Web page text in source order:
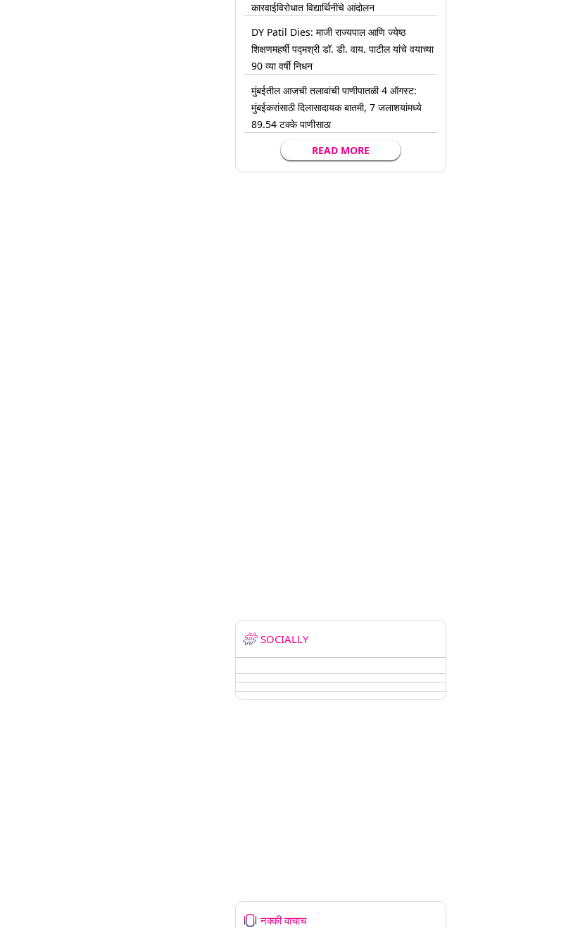
कारवाईविरोधात विद्यार्थिनींचे आंदोलन
DY Patil Dies: माजी राज्यपाल आणि ज्येष्ठ
शिक्षणमहर्षी पद्मश्री डॉ. डी. वाय. पाटील यांचे वयाच्या
90 व्या वर्षी निधन
मुंबईतील आजची तलावांची पाणीपातळी 4 ऑगस्ट:
मुंबईकरांसाठी दिलासादायक बातमी, 7 जलाशयांमध्ये
89.54 टक्के पाणीसाठा
READ MORE
SOCIALLY
नक्की वाचाच